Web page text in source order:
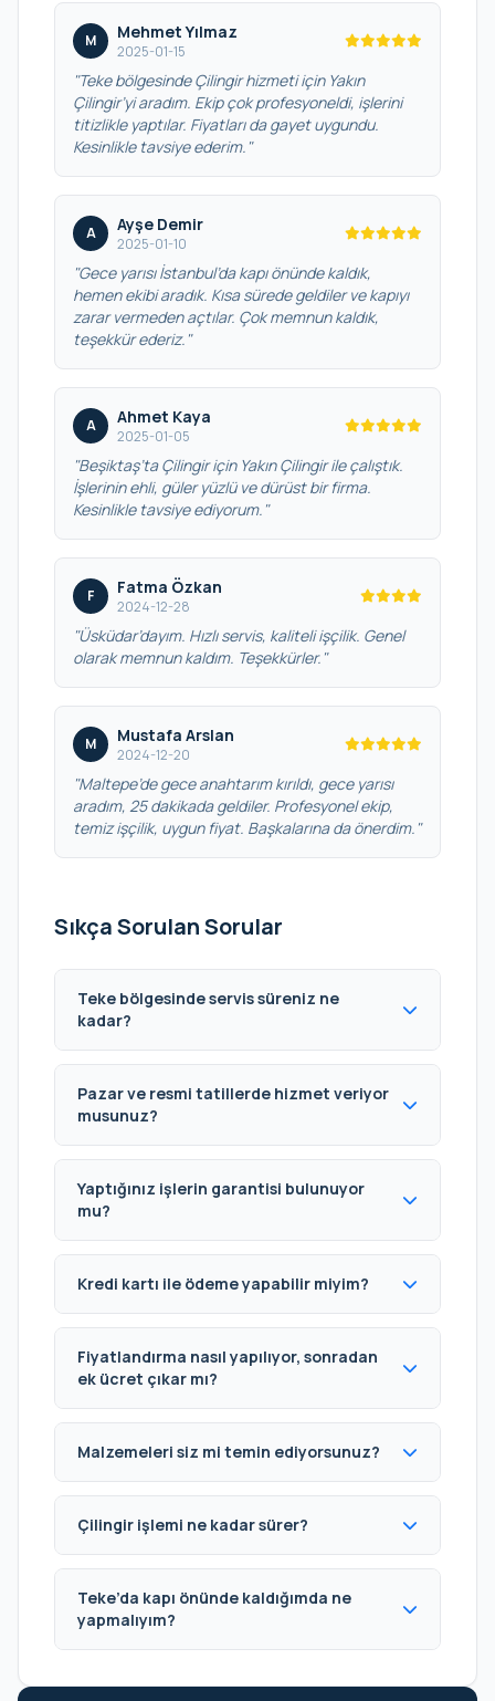
M Mehmet Yılmaz
2025-01-15
"Teke bölgesinde Çilingir hizmeti için Yakın
Çilingir’yi aradım. Ekip çok profesyoneldi, işlerini
titizlikle yaptılar. Fiyatları da gayet uygundu.
Kesinlikle tavsiye ederim."
A Ayşe Demir
2025-01-10
"Gece yarısı İstanbul’da kapı önünde kaldık,
hemen ekibi aradık. Kısa sürede geldiler ve kapıyı
zarar vermeden açtılar. Çok memnun kaldık,
teşekkür ederiz."
A Ahmet Kaya
2025-01-05
"Beşiktaş’ta Çilingir için Yakın Çilingir ile çalıştık.
İşlerinin ehli, güler yüzlü ve dürüst bir firma.
Kesinlikle tavsiye ediyorum."
F Fatma Özkan
2024-12-28
"Üsküdar’dayım. Hızlı servis, kaliteli işçilik. Genel
olarak memnun kaldım. Teşekkürler."
M Mustafa Arslan
2024-12-20
"Maltepe’de gece anahtarım kırıldı, gece yarısı
aradım, 25 dakikada geldiler. Profesyonel ekip,
temiz işçilik, uygun fiyat. Başkalarına da önerdim."
Sıkça Sorulan Sorular
Teke bölgesinde servis süreniz ne
kadar?
Pazar ve resmi tatillerde hizmet veriyor
musunuz?
Yaptığınız işlerin garantisi bulunuyor
mu?
Kredi kartı ile ödeme yapabilir miyim?
Fiyatlandırma nasıl yapılıyor, sonradan
ek ücret çıkar mı?
Malzemeleri siz mi temin ediyorsunuz?
Çilingir işlemi ne kadar sürer?
Teke’da kapı önünde kaldığımda ne
yapmalıyım?